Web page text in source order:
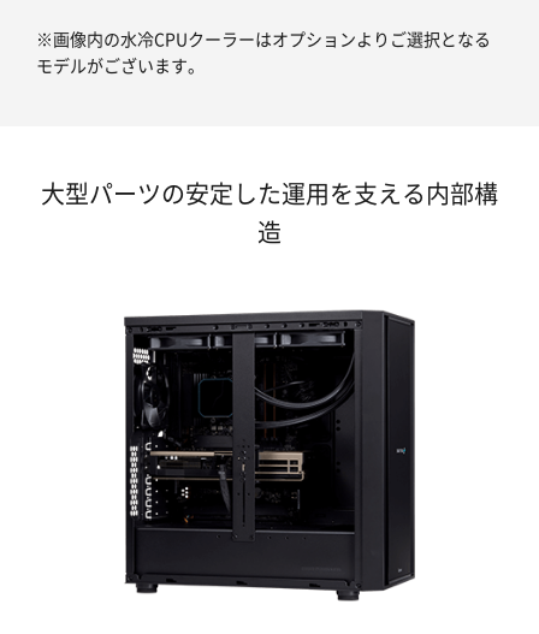
※画像内の水冷CPUクーラーはオプションよりご選択となる
モデルがございます。
大型パーツの安定した運用を支える内部構
造